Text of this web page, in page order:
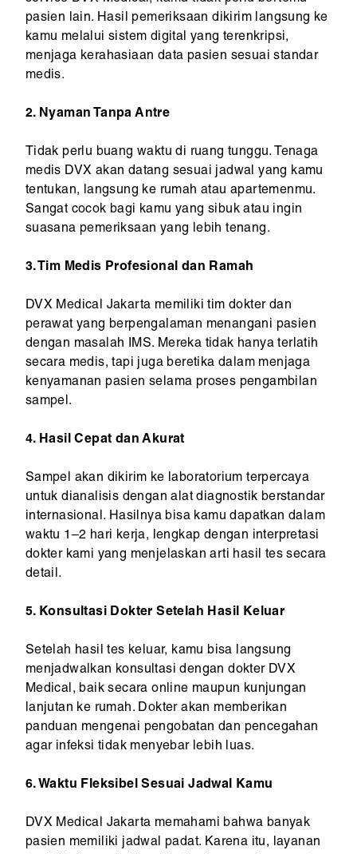
pasien lain. Hasil pemeriksaan dikirim langsung ke
kamu melalui sistem digital yang terenkripsi,
menjaga kerahasiaan data pasien sesuai standar
medis.
2. Nyaman Tanpa Antre
Tidak perlu buang waktu di ruang tunggu. Tenaga
medis DVX akan datang sesuai jadwal yang kamu
tentukan, langsung ke rumah atau apartemenmu.
Sangat cocok bagi kamu yang sibuk atau ingin
suasana pemeriksaan yang lebih tenang.
3. Tim Medis Profesional dan Ramah
DVX Medical Jakarta memiliki tim dokter dan
perawat yang berpengalaman menangani pasien
dengan masalah IMS. Mereka tidak hanya terlatih
secara medis, tapi juga beretika dalam menjaga
kenyamanan pasien selama proses pengambilan
sampel.
4. Hasil Cepat dan Akurat
Sampel akan dikirim ke laboratorium terpercaya
untuk dianalisis dengan alat diagnostik berstandar
internasional. Hasilnya bisa kamu dapatkan dalam
waktu 1–2 hari kerja, lengkap dengan interpretasi
dokter kami yang menjelaskan arti hasil tes secara
detail.
5. Konsultasi Dokter Setelah Hasil Keluar
Setelah hasil tes keluar, kamu bisa langsung
menjadwalkan konsultasi dengan dokter DVX
Medical, baik secara online maupun kunjungan
lanjutan ke rumah. Dokter akan memberikan
panduan mengenai pengobatan dan pencegahan
agar infeksi tidak menyebar lebih luas.
6. Waktu Fleksibel Sesuai Jadwal Kamu
DVX Medical Jakarta memahami bahwa banyak
pasien memiliki jadwal padat. Karena itu, layanan